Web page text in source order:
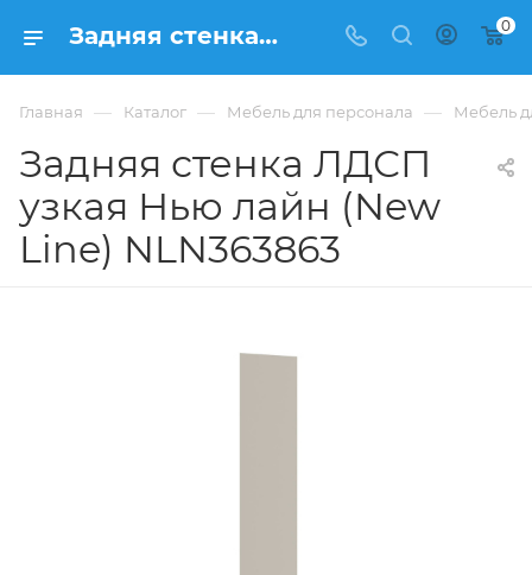
Задняя стенка ЛДСП узкая Нью лайн (New Line) NLN363863 купить в Москве, цена 3 080 ₽. - интернет-магазин ФРАНКОМ 0
Главная — Каталог — Мебель для персонала — Мебель
Задняя стенка ЛДСП
узкая Нью лайн (New
Line) NLN363863